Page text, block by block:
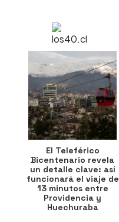
El Teleférico
Bicentenario revela
un detalle clave: así
funcionará el viaje de
13 minutos entre
Providencia y
Huechuraba